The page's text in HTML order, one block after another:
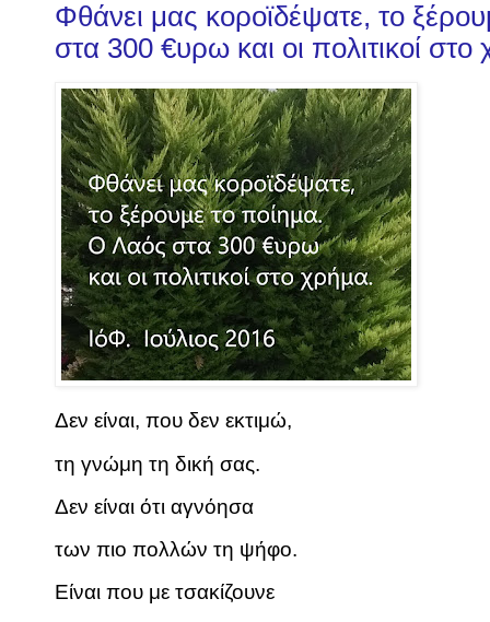
Φθάνει μας κοροϊδέψατε, το
στα 300 €υρω και οι πολιτικοί στο
Δεν είναι, που δεν εκτιμώ,
τη γνώμη τη δική σας.
Δεν είναι ότι αγνόησα
των πιο πολλών τη ψήφο.
Είναι που με τσακίζουνε